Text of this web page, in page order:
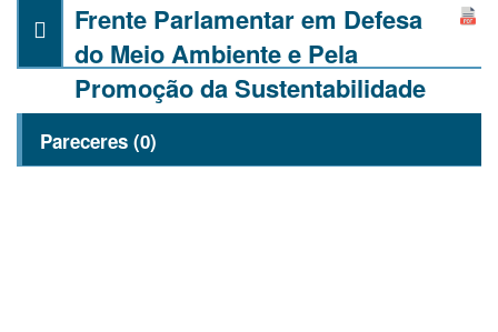
Frente Parlamentar em Defesa
do Meio Ambiente e Pela
Promoção da Sustentabilidade
Pareceres (0)